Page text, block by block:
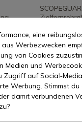
-
7-15 Tage
29,95 €
eine
Werbezwecken
von Cookies
Medien und
Zugriff auf Social-
Werbung. Stimmst
damit verbundenen